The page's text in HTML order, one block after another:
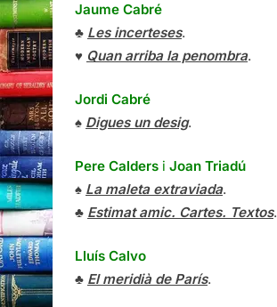
Jaume Cabré
♣ Les incerteses.
♥ Quan arriba la penombra.
Jordi Cabré
♠ Digues un desig.
Pere Calders i Joan Triadú
♠ La maleta extraviada.
♣ Estimat amic. Cartes. Textos.
Lluís Calvo
♣ El meridià de París.